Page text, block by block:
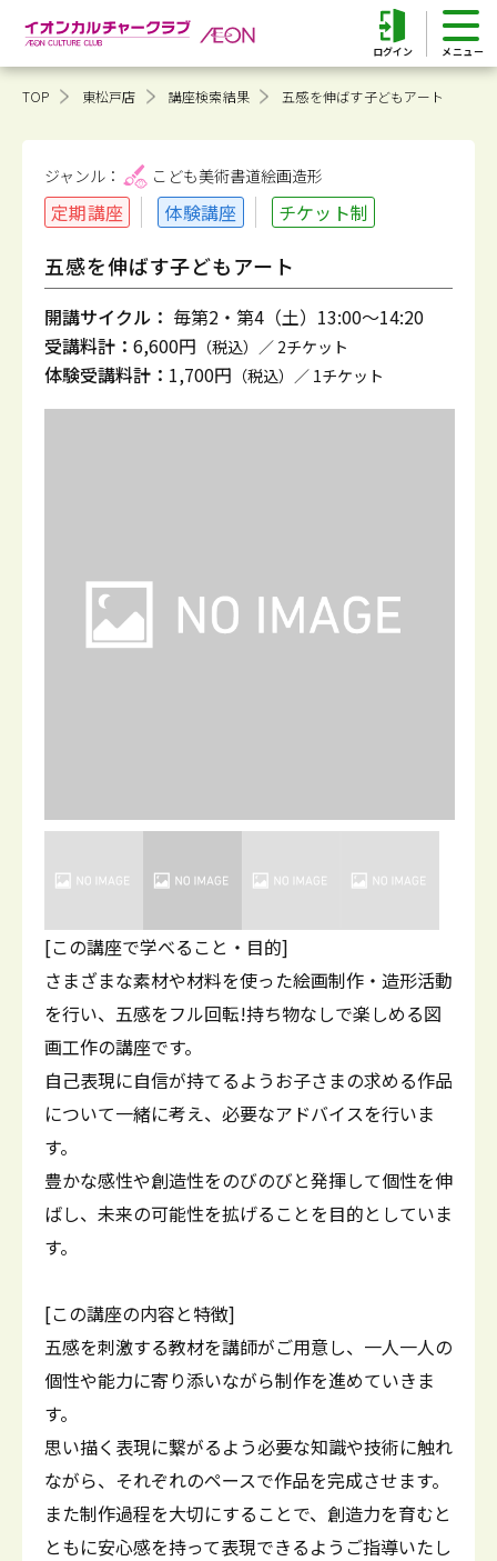
ログイン
TOP 東松戸店 講座検索結果 五感を伸ばす子どもアート
ジャンル： こども美術書道絵画造形
定期講座 体験講座 チケット制
五感を伸ばす子どもアート
開講サイクル： 毎第2・第4（土）13:00～14:20
受講料計： 6,600円 （税込）／ 2チケット
体験受講料計： 1,700円 （税込）／ 1チケット
[この講座で学べること・目的]
さまざまな素材や材料を使った絵画制作・造形活動
を行い、五感をフル回転!持ち物なしで楽しめる図
画工作の講座です。
自己表現に自信が持てるようお子さまの求める作品
について一緒に考え、必要なアドバイスを行いま
す。
豊かな感性や創造性をのびのびと発揮して個性を伸
ばし、未来の可能性を拡げることを目的としていま
す。
[この講座の内容と特徴]
五感を刺激する教材を講師がご用意し、一人一人の
個性や能力に寄り添いながら制作を進めていきま
す。
思い描く表現に繋がるよう必要な知識や技術に触れ
ながら、それぞれのペースで作品を完成させます。
また制作過程を大切にすることで、創造力を育むと
ともに安心感を持って表現できるようご指導いたし